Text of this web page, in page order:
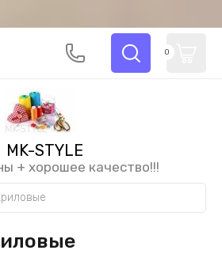
MK-STYLE
+ хорошее качество!!!
0